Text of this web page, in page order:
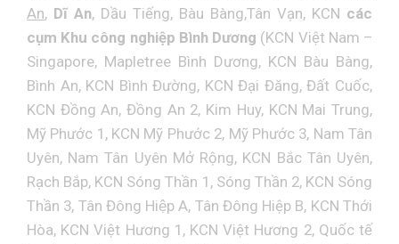
An, Dĩ An, Dầu Tiếng, Bàu Bàng,Tân Vạn, KCN các
cụm Khu công nghiệp Bình Dương (KCN Việt Nam –
Singapore, Mapletree Bình Dương, KCN Bàu Bàng,
Bình An, KCN Bình Đường, KCN Đại Đăng, Đất Cuốc,
KCN Đồng An, Đồng An 2, Kim Huy, KCN Mai Trung,
Mỹ Phước 1, KCN Mỹ Phước 2, Mỹ Phước 3, Nam Tân
Uyên, Nam Tân Uyên Mở Rộng, KCN Bắc Tân Uyên,
Rạch Bắp, KCN Sóng Thần 1, Sóng Thần 2, KCN Sóng
Thần 3, Tân Đông Hiệp A, Tân Đông Hiệp B, KCN Thới
Hòa, KCN Việt Hương 1, KCN Việt Hương 2, Quốc tế